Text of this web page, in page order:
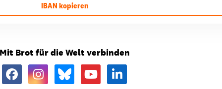
IBAN kopieren
Mit Brot für die Welt verbinden